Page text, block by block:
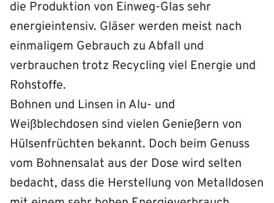
die Produktion von Einweg-Glas sehr
energieintensiv. Gläser werden meist nach
einmaligem Gebrauch zu Abfall und
verbrauchen trotz Recycling viel Energie und
Rohstoffe.
Bohnen und Linsen in Alu- und
Weißblechdosen sind vielen Genießern von
Hülsenfrüchten bekannt. Doch beim Genuss
vom Bohnensalat aus der Dose wird selten
bedacht, dass die Herstellung von Metalldosen